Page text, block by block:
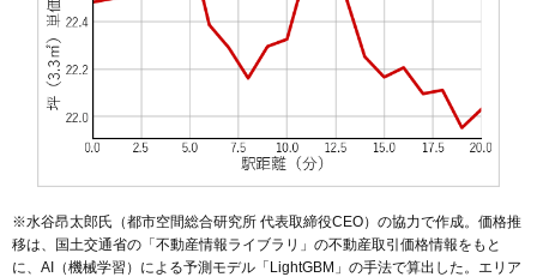
※水谷昂太郎氏（都市空間総合研究所 代表取締役CEO）の協力で作成。価格推
移は、国土交通省の「不動産情報ライブラリ 」の不動産取引価格情報をもと
に、AI（機械学習）による予測モデル「LightGBM」の手法で算出した。エリア